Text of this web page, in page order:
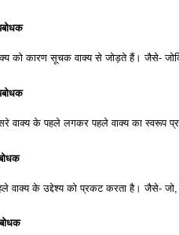
को कारण सूचक वाक्य से जोड़ते हैं। जैसे-
वाक्य के पहले लगकर पहले वाक्य का स्वरूप
वाक्य के उद्देश्य को प्रकट करता है। जैसे- जो,